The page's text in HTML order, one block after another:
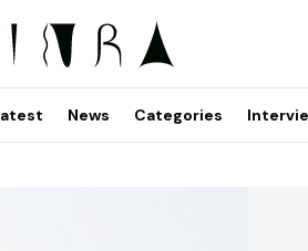
News Categories